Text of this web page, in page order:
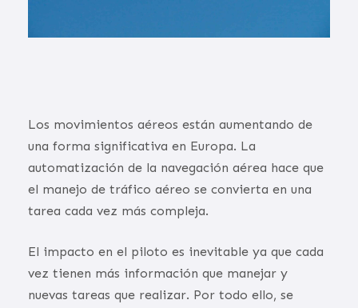
Los movimientos aéreos están aumentando de
una forma significativa en Europa. La
automatización de la navegación aérea hace que
el manejo de tráfico aéreo se convierta en una
tarea cada vez más compleja.
El impacto en el piloto es inevitable ya que cada
vez tienen más información que manejar y
nuevas tareas que realizar. Por todo ello, se